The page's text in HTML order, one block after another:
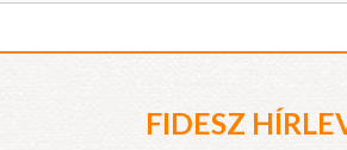
FIDESZ